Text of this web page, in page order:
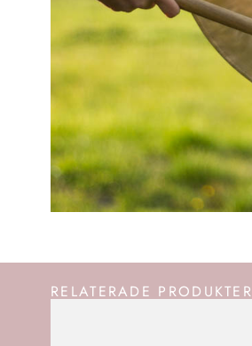
RELATERADE PRODUKTER